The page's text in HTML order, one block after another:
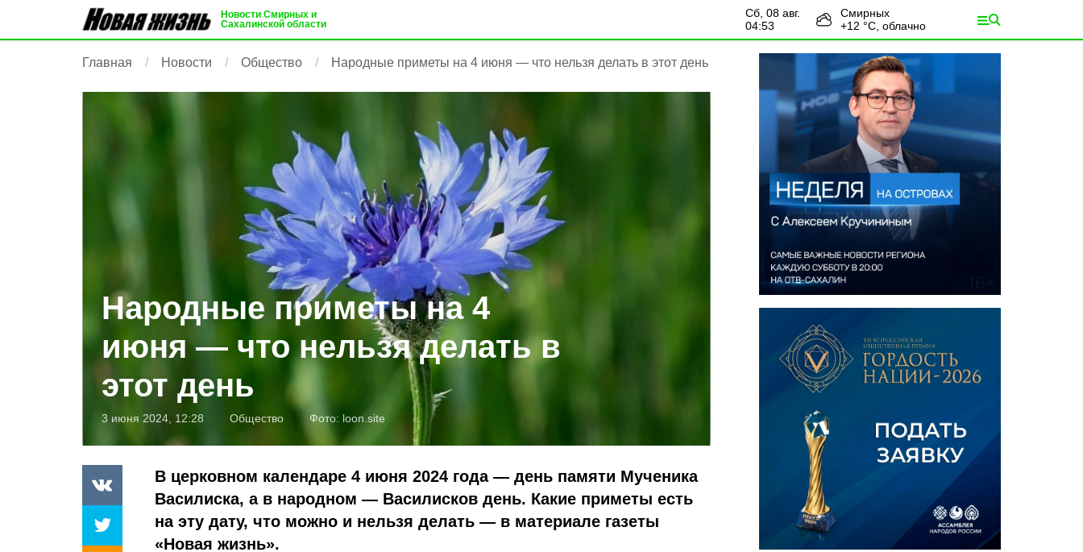
Новости Смирных и
Сахалинской области
сб, 08 авг.
04:53
Смирных
+12 °С, облачно
Главная Новости Общество Народные приметы на 4 июня — что нельзя делать в этот день
Народные приметы на 4
июня — что нельзя делать в
этот день
3 июня 2024, 12:28 Общество Фото: loon.site
В церковном календаре 4 июня 2024 года — день памяти Мученика
Василиска, а в народном — Василисков день. Какие приметы есть
на эту дату, что можно и нельзя делать — в материале газеты
«Новая жизнь».